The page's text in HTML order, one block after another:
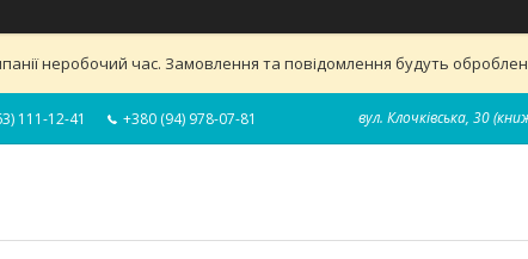
неробочий час. Замовлення та повідомлення будуть
111-12-41 +380 (94) 978-07-81 вул. Клочківська, 30